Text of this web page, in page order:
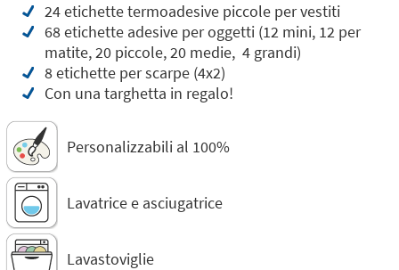
24 etichette termoadesive piccole per vestiti
68 etichette adesive per oggetti (12 mini, 12 per
matite, 20 piccole, 20 medie, 4 grandi)
8 etichette per scarpe (4x2)
Con una targhetta in regalo!
Personalizzabili al 100%
Lavatrice e asciugatrice
Lavastoviglie